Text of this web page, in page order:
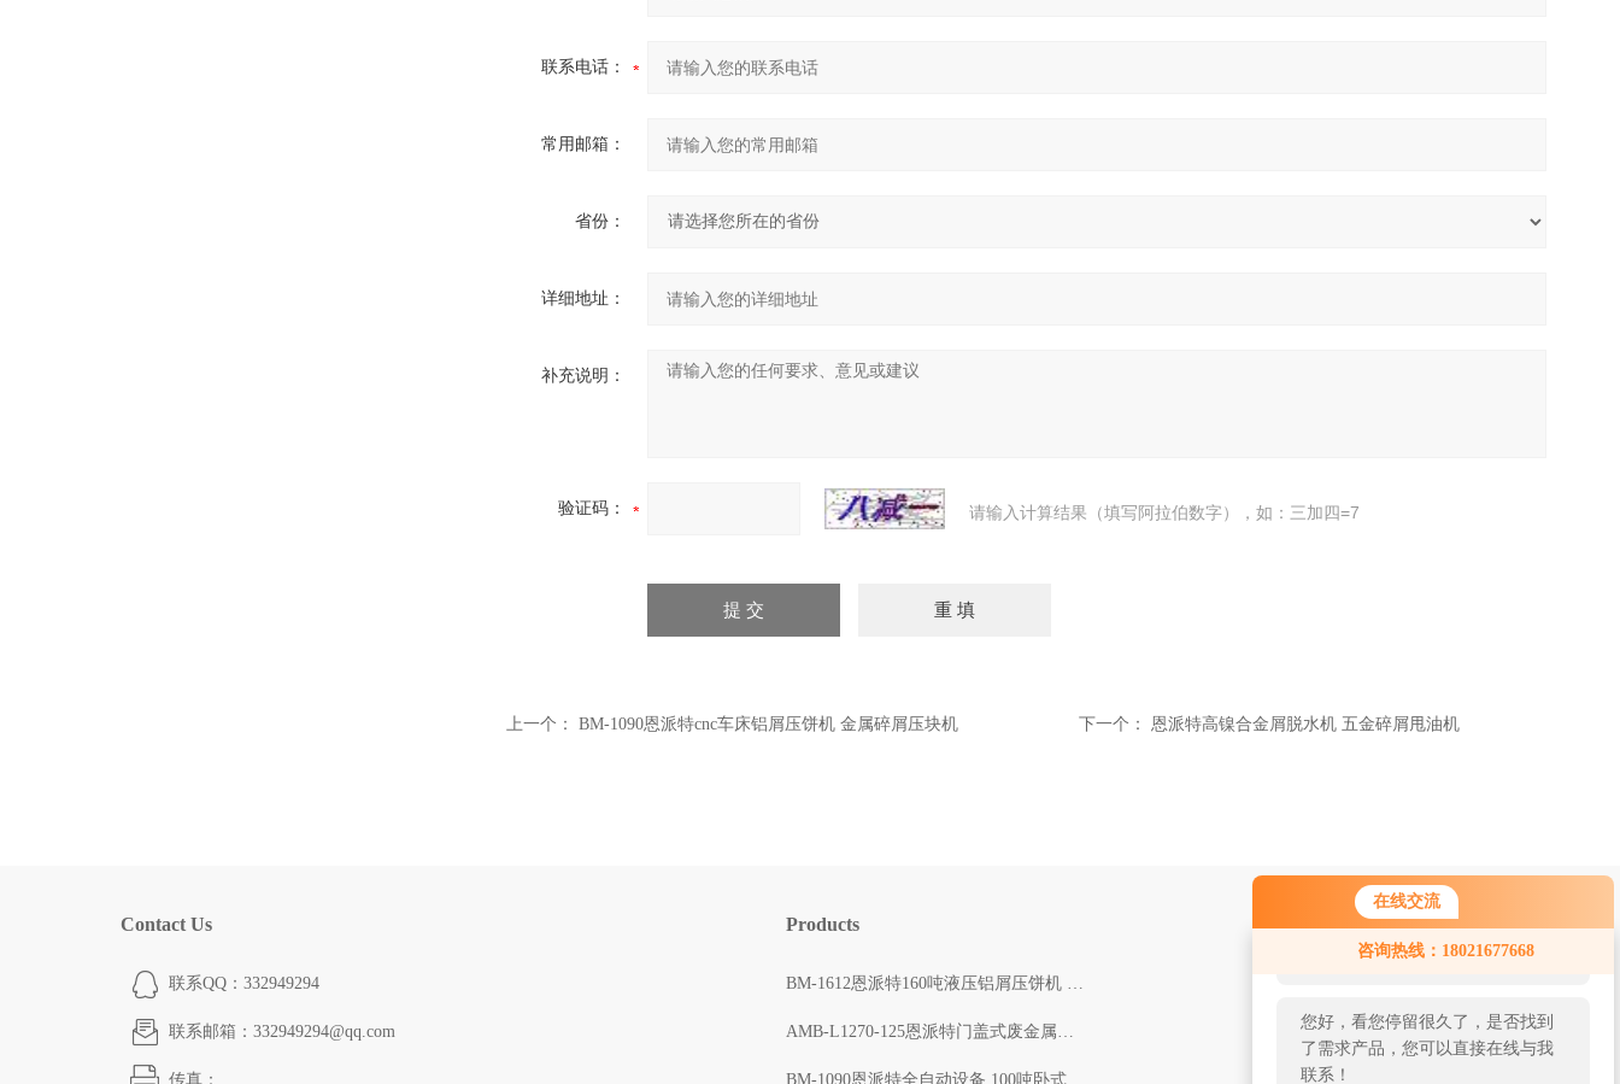
在线交流
咨询热线：18021677668
您好！欢迎前来咨询，很高兴为您
服务，请问您要咨询什么问题呢？
您好，看您停留很久了，是否找到
了需求产品，您可以直接在线与我
联系！
联系电话：
常用邮箱：
省份：
详细地址：
补充说明：
验证码： 请输入计算结果（填写阿拉伯数字），如：三加四=7
上一个： BM-1090恩派特cnc车床铝屑压饼机 金属碎屑压块机 下一个： 恩派特高镍合金屑脱水机 五金碎屑甩油机
Contact Us
联系QQ：332949294
联系邮箱：332949294@qq.com
传真：
Products
BM-1612恩派特160吨液压铝屑压饼机 自动打包出块 金属废料打包机
AMB-L1270-125恩派特门盖式废金属压块打包机 自动压缩